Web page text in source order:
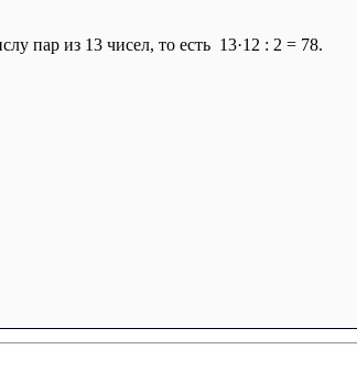
пар из 13 чисел, то есть 13·12 : 2 = 78.